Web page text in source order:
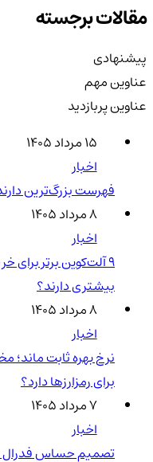
مقالات برجسته
پیشنهادی
عناوین مهم
عناوین پربازدید
۱۵ مرداد ۱۴۰۵
اخبار
فهرست بزرگ‌ترین
۸ مرداد ۱۴۰۵
اخبار
۹ آلت‌کوین برتر برای
بیشتری دارند؟
۸ مرداد ۱۴۰۵
اخبار
نرخ بهره ثابت ماند؛
برای رمزارزها دارد؟
۷ مرداد ۱۴۰۵
اخبار
تصمیم حساس فدرال